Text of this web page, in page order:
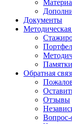
Документы
Методическая
Обратная
Отзывы
Вопрос-